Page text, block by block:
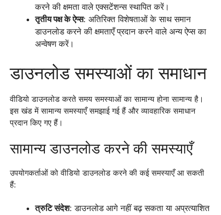
करने की क्षमता वाले एक्सटेंशन्स स्थापित करें।
तृतीय पक्ष के ऐप्स: अतिरिक्त विशेषताओं के साथ समान
डाउनलोड करने की क्षमताएँ प्रदान करने वाले अन्य ऐप्स का
अन्वेषण करें।
डाउनलोड समस्याओं का समाधान
वीडियो डाउनलोड करते समय समस्याओं का सामान्य होना सामान्य है।
इस खंड में सामान्य समस्याएँ समझाई गई हैं और व्यावहारिक समाधान
प्रदान किए गए हैं।
सामान्य डाउनलोड करने की समस्याएँ
उपयोगकर्ताओं को वीडियो डाउनलोड करने की कई समस्याएँ आ सकती
हैं:
त्रुटि संदेश: डाउनलोड आगे नहीं बढ़ सकता या अप्रत्याशित